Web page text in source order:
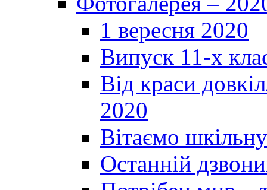
1 вересня 2020
Випуск 11-х
Від краси
2020
Вітаємо
Останній